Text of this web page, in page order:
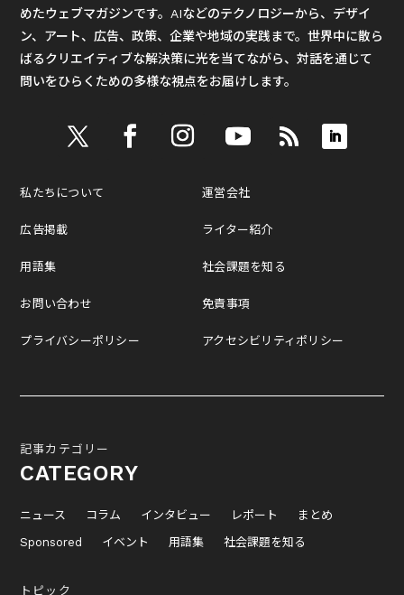
めたウェブマガジンです。AIなどのテクノロジーから、デザイ
ン、アート、広告、政策、企業や地域の実践まで。世界中に散ら
ばるクリエイティブな解決策に光を当てながら、対話を通じて
問いをひらくための多様な視点をお届けします。
私たちについて
広告掲載
用語集
お問い合わせ
プライバシーポリシー
運営会社
ライター紹介
社会課題を知る
免責事項
アクセシビリティポリシー
記事カテゴリー
CATEGORY
ニュース コラム インタビュー レポート
まとめ
Sponsored
イベント 用語集 社会課題を知る
トピック